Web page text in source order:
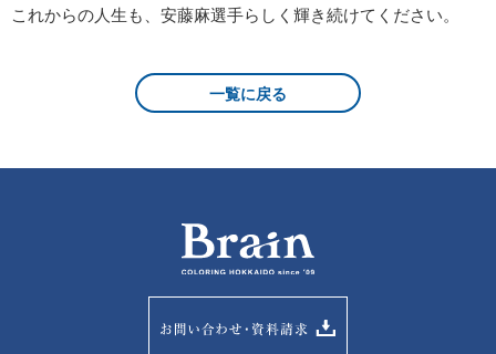
これからの人生も、安藤麻選手らしく輝き続けてください。
一覧に戻る